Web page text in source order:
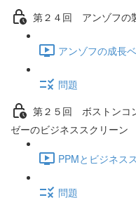
第２４回 アンゾフの
アンゾフの成長
問題
第２５回 ボストンコ
ゼーのビジネススクリーン
PPMとビジネス
問題